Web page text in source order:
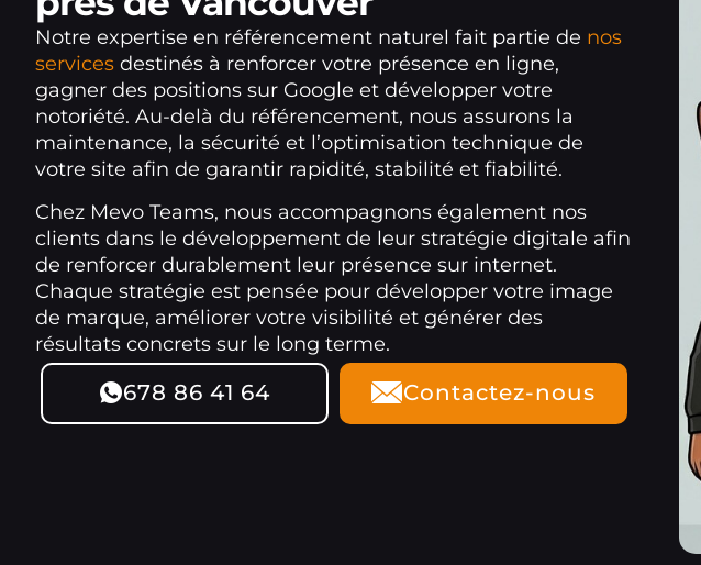
Notre expertise en référencement naturel fait partie de nos
services destinés à renforcer votre présence en ligne,
gagner des positions sur Google et développer votre
notoriété. Au-delà du référencement, nous assurons la
maintenance, la sécurité et l’optimisation technique de
votre site afin de garantir rapidité, stabilité et fiabilité.
Chez Mevo Teams, nous accompagnons également nos
clients dans le développement de leur stratégie digitale afin
de renforcer durablement leur présence sur internet.
Chaque stratégie est pensée pour développer votre image
de marque, améliorer votre visibilité et générer des
résultats concrets sur le long terme.
678 86 41 64 Contactez-nous